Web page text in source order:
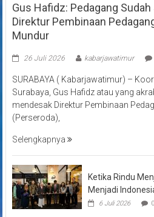
Gus Hafidz: Pedagang
Direktur Pembinaan
Mundur
26 Juli 2026 kabarjawatimur
SURABAYA ( Kabarjawatimur) –
Surabaya, Gus Hafidz atau yang
mendesak Direktur Pembinaan
(Perseroda),
Selengkapnya
Ketika Rindu
Menjadi
6 Juli 2026 0